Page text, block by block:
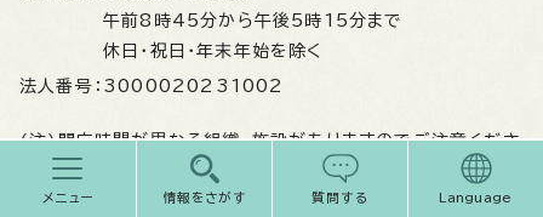
メニュー 情報をさがす 質問する Language
午前8時45分から午後5時15分まで
休日・祝日・年末年始を除く
法人番号： 3000020231002
(注)開庁時間が異なる組織、施設がありますのでご注意くださ